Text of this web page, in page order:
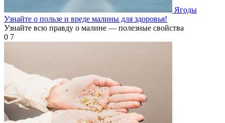
Ягоды
Узнайте о пользе и вреде малины для здоровья!
Узнайте всю правду о малине — полезные свойства
0 7